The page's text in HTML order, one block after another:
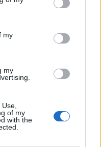
my
my
of my
with the
ο
ενδεικτικά της
υπαινιγμοί του
Ράνιας Τζίμα για
συνέντευξη της
τα υπονοούμενα
των πολιτών. Οι